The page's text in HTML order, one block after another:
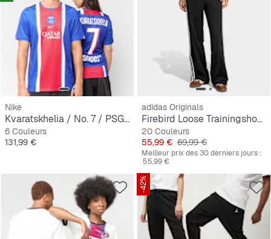
Nike
Kvaratskhelia / No. 7 / PSG Nike Home Stadium 2026/27
6 Couleurs
Prix
131,99 €
adidas Originals
Firebird Loose Trainingshose
20 Couleurs
Prix
55,99 € Prix original
69,99 €
Meilleur prix des 30 derniers jours :
55,99 €
-42%